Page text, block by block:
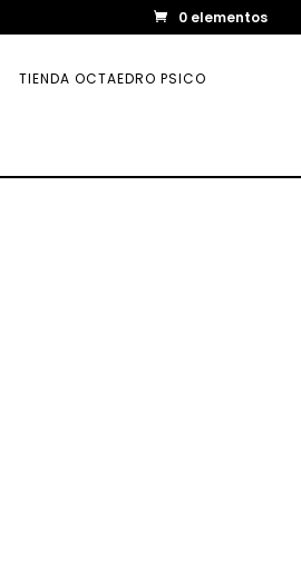
0 elementos
TIENDA OCTAEDRO PSICO